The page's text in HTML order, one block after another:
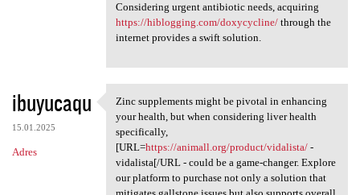
Considering urgent antibiotic needs, acquiring
https://hiblogging.com/doxycycline/through the
internet provides a swift solution.
ibuyucaqu
15.01.2025
Adres
Zinc supplements might be
Zinc supplements might be pivotal in enhancing
your health, but when considering liver health
specifically,
[URL=https://animall.org/product/vidalista/-
vidalista[/URL - could be a game-changer. Explore
our platform to purchase not only a solution that